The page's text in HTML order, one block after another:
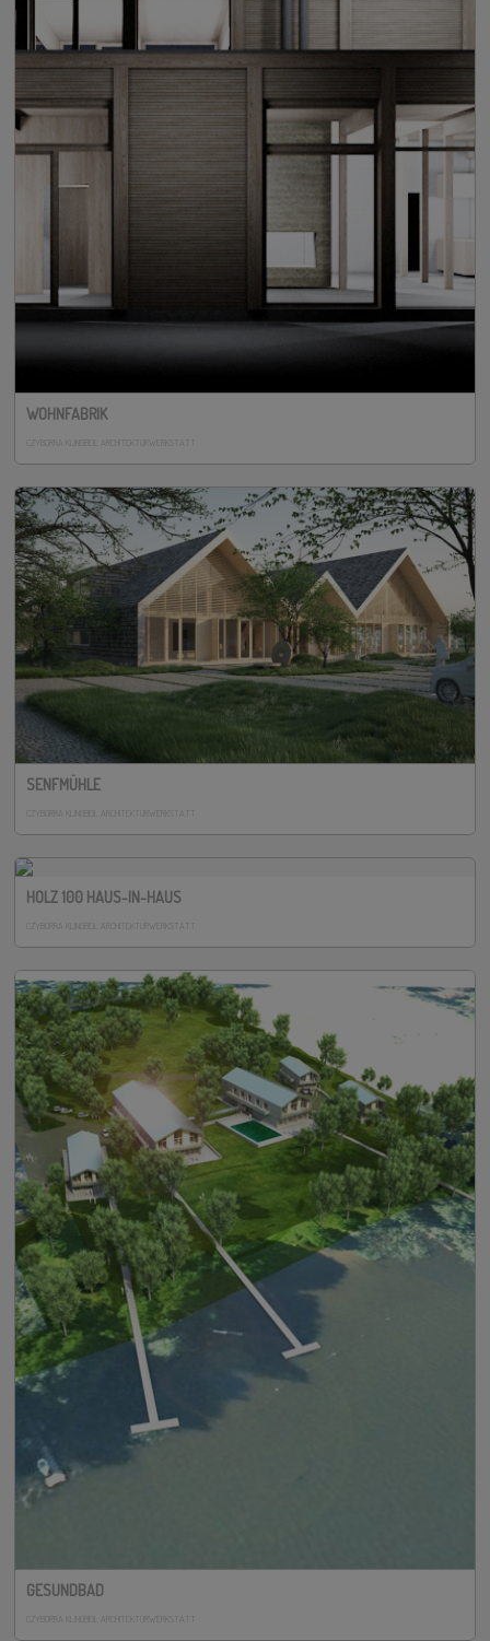
WOHNFABRIK
CZYBORRA KLINGBEIL ARCHITEKTURWERKSTATT
SENFMÜHLE
CZYBORRA KLINGBEIL ARCHITEKTURWERKSTATT
HOLZ 100 HAUS-IN-HAUS
CZYBORRA KLINGBEIL ARCHITEKTURWERKSTATT
GESUNDBAD
CZYBORRA KLINGBEIL ARCHITEKTURWERKSTATT